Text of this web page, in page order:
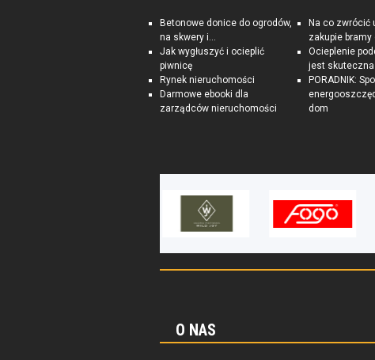
Betonowe donice do ogrodów,
na skwery i...
Jak wygłuszyć i ocieplić
piwnicę
Rynek nieruchomości
Darmowe ebooki dla
zarządców nieruchomości
Na co zwrócić
zakupie bramy
Ocieplenie
jest
PORADNIK:
dom
O NAS